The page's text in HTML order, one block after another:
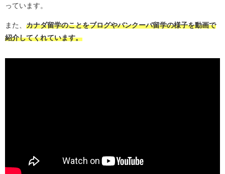
っています。
また、 カナダ留学のことをブログやバンクーバ留学の様子を動画で
紹介してくれています。